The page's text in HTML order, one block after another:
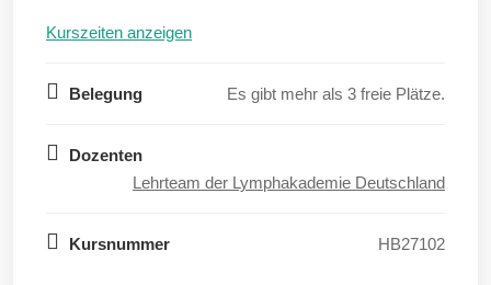
Kurszeiten anzeigen
Belegung Es gibt mehr als 3 freie Plätze.
Dozenten
Lehrteam der Lymphakademie Deutschland
Kursnummer HB27102